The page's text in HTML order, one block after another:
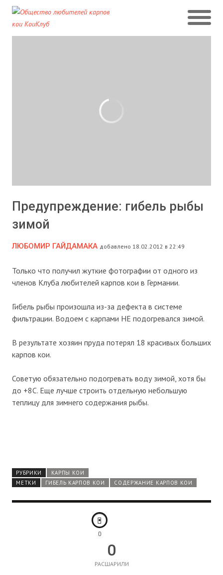
Предупреждение: гибель рыбы
зимой
ЛЮБОМИР ГАЙДАМАКА добавлено 18.02.2012 в 22:49
Только что получил жуткие фотографии от одного из
членов Клуба любителей карпов кои в Германии.
Гибель рыбы произошла из-за дефекта в системе
фильтрации. Водоем с карпами НЕ подогревался зимой.
В результате хозяин пруда потерял 18 красивых больших
карпов кои.
Советую обязательно подогревать воду зимой, хотя бы
до +8С. Еще лучше строить отдельную небольшую
теплицу для зимнего содержания рыбы.
РУБРИКИ
КАРПЫ КОИ
МЕТКИ
ГИБЕЛЬ КАРПОВ КОИ СОДЕРЖАНИЕ КАРПОВ КОИ
0
0
РАСШАРИЛИ